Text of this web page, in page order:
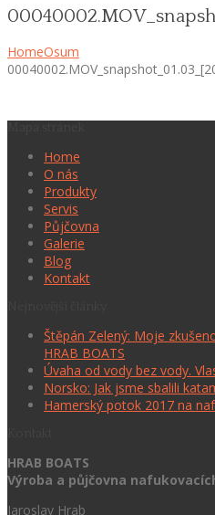
HomeOsum
Home
O nás
Produkty
Servis
Půjčovna
Galerie
Blog
Kontakt
Štěpán Zelený: Moje
HRAB BOATS
Úvaha od vody bez vody.
Norsko: Jak jsme sbalili
Hamerský potok 2017 na
HRAB BOATS
Výroba a půjčovna
Jaroslav Hrab